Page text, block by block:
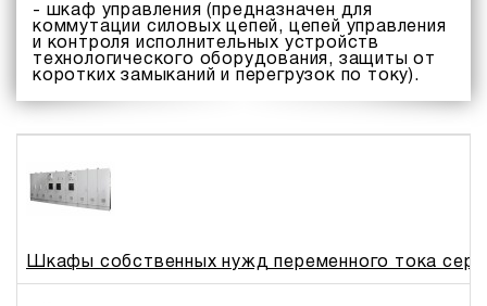
- шкаф управления (предназначен для
коммутации силовых цепей, цепей управления
и контроля исполнительных устройств
технологического оборудования, защиты от
коротких замыканий и перегрузок по току).
Шкафы собственных нужд переменного тока